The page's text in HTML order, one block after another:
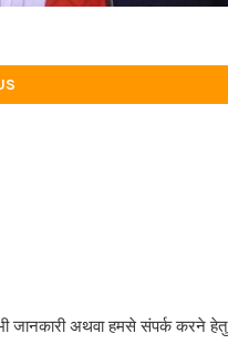
जानकारी अथवा हमसे संपर्क करने हेतु